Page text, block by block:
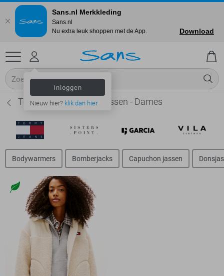
Inloggen
Nieuw hier? klik dan hier
Tommy Jeans Teddy jassen - Dames
Bodywarmers Bomberjacks Capuchon jassen
Sans.nl Merkkleding
Sans.nl
Nu extra leuk shoppen met de App.
Download